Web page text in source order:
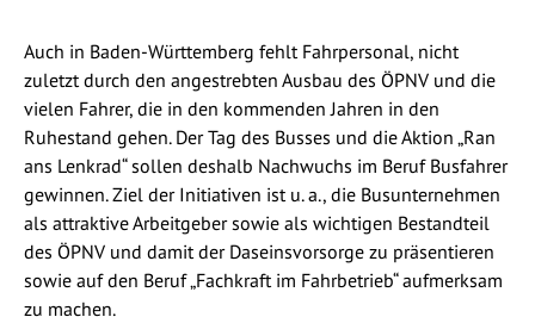
Auch in Baden-Württemberg fehlt Fahrpersonal, nicht
zuletzt durch den angestrebten Ausbau des ÖPNV und die
vielen Fahrer, die in den kommenden Jahren in den
Ruhestand gehen. Der Tag des Busses und die Aktion „Ran
ans Lenkrad“ sollen deshalb Nachwuchs im Beruf Busfahrer
gewinnen. Ziel der Initiativen ist u. a., die Busunternehmen
als attraktive Arbeitgeber sowie als wichtigen Bestandteil
des ÖPNV und damit der Daseinsvorsorge zu präsentieren
sowie auf den Beruf „Fachkraft im Fahrbetrieb“ aufmerksam
zu machen.